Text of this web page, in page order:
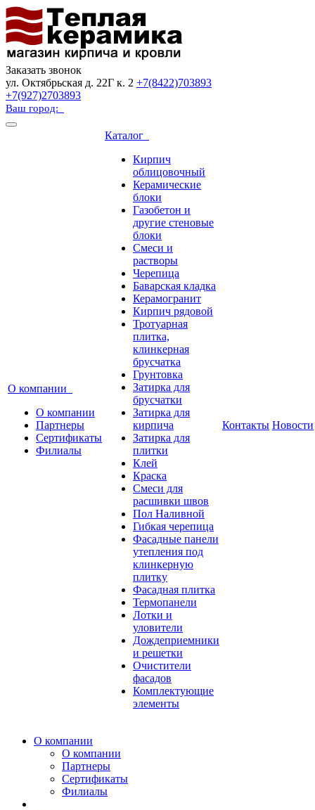
Заказать звонок
ул. Октябрьская д. 22Г к. 2 +7(8422)703893
+7(927)2703893
Ваш город:
О компании
О компании
Партнеры
Сертификаты
Филиалы
Каталог
Кирпич
облицовочный
Керамические
блоки
Газобетон и
другие стеновые
блоки
Смеси и
растворы
Черепица
Баварская кладка
Керамогранит
Кирпич рядовой
Тротуарная
плитка,
клинкерная
брусчатка
Грунтовка
Затирка для
брусчатки
Затирка для
кирпича
Затирка для
плитки
Клей
Краска
Смеси для
расшивки швов
Пол Наливной
Гибкая черепица
Фасадные панели
утепления под
клинкерную
плитку
Фасадная плитка
Термопанели
Лотки и
уловители
Дождеприемники
и решетки
Очистители
фасадов
Комплектующие
элементы
Контакты Новости
О компании
О компании
Партнеры
Сертификаты
Филиалы